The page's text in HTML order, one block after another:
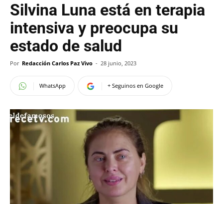
Silvina Luna está en terapia
intensiva y preocupa su
estado de salud
Por Redacción Carlos Paz Vivo - 28 junio, 2023
WhatsApp + Seguinos en Google